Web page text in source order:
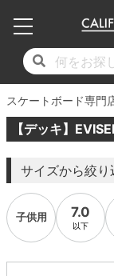
スケートボード専門
【デッキ】
サイズから絞り
子供用 7.0
以下
17時
毎月1日はポイ
コンプリート
デッキ
17時
毎月1日はポイ
デッキ新着一覧
デッキブランド
サイズからデッ
子供用デッキ
7.0inch以下
7.2inch
7.5inch
7.6inch
トラック
17時
毎月1日はポイ
トラック新着一
トラックブラン
適合デッキサイ
7.0inch以下
7.2inch
7.3inch
7.6inch
7.7inchウィール
17時
毎月1日はポイ
ウィール新着一
ウィールブラン
ウィールをサイ
50mm
51mm
52mm
54mm
55mm
スピットファイ
17時
毎月1日はポイ
シューズ新着一
シューズブラン
シューズをサイ
20cm
21cm
22cm
23cm
23.5cm
サンダル
17時
毎月1日はポイ
Tシャツ
ロングスリー
ジャケット
パーカー
17時
毎月1日はポイ
最新ブログ一覧
カテゴリー
17時
毎月1日はポイ
初心者の方へ
商品情報
徹底解析
スタッフおすす
17時
毎月1日はポイ
店舗情報
ショップライダ
スタッフ紹介
カリフォルニア